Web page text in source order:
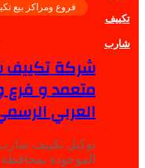
فروع ومراكز بيع
شركة تكييف
متعمد و فرع
العربي
توكيل تكييف
الموجودة
تكييف
شارب